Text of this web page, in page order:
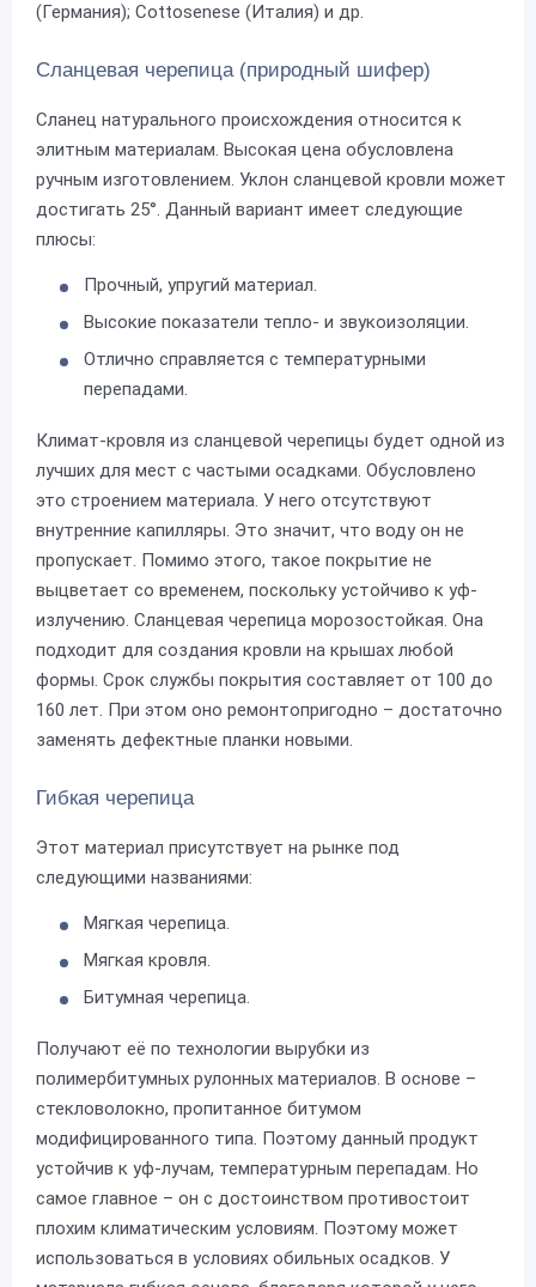
(Германия); Cottosenese (Италия) и др.
Сланцевая черепица (природный шифер)
Сланец натурального происхождения относится к
элитным материалам. Высокая цена обусловлена
ручным изготовлением. Уклон сланцевой кровли может
достигать 25°. Данный вариант имеет следующие
плюсы:
Прочный, упругий материал.
Высокие показатели тепло- и звукоизоляции.
Отлично справляется с температурными
перепадами.
Климат-кровля из сланцевой черепицы будет одной из
лучших для мест с частыми осадками. Обусловлено
это строением материала. У него отсутствуют
внутренние капилляры. Это значит, что воду он не
пропускает. Помимо этого, такое покрытие не
выцветает со временем, поскольку устойчиво к уф-
излучению. Сланцевая черепица морозостойкая. Она
подходит для создания кровли на крышах любой
формы. Срок службы покрытия составляет от 100 до
160 лет. При этом оно ремонтопригодно – достаточно
заменять дефектные планки новыми.
Гибкая черепица
Этот материал присутствует на рынке под
следующими названиями:
Мягкая черепица.
Мягкая кровля.
Битумная черепица.
Получают её по технологии вырубки из
полимербитумных рулонных материалов. В основе –
стекловолокно, пропитанное битумом
модифицированного типа. Поэтому данный продукт
устойчив к уф-лучам, температурным перепадам. Но
самое главное – он с достоинством противостоит
плохим климатическим условиям. Поэтому может
использоваться в условиях обильных осадков. У